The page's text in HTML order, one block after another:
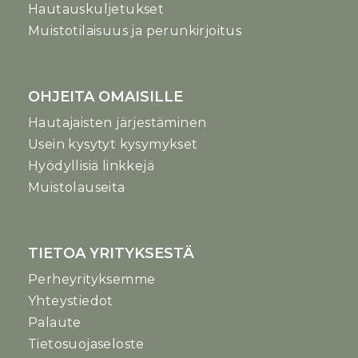
Hautauskuljetukset
Muistotilaisuus ja perunkirjoitus
OHJEITA OMAISILLE
Hautajaisten järjestäminen
Usein kysytyt kysymykset
Hyödyllisiä linkkejä
Muistolauseita
TIETOA YRITYKSESTÄ
Perheyrityksemme
Yhteystiedot
Palaute
Tietosuojaseloste